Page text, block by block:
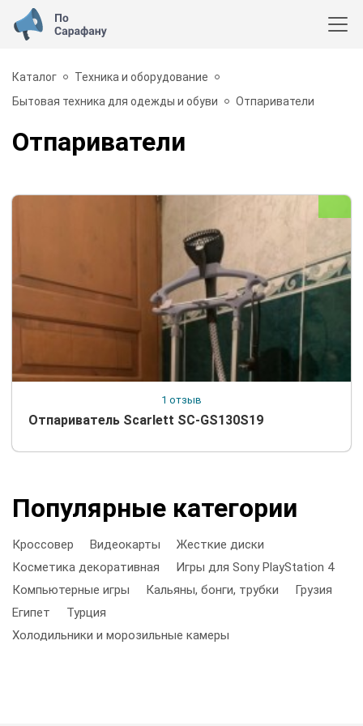
Каталог
Техника и оборудование
Бытовая техника для одежды и обуви
Отпариватели
Отпариватели
1 отзыв
Отпариватель Scarlett SC-GS130S19
Популярные категории
Кроссовер Видеокарты
Жесткие диски
Косметика декоративная
Игры для Sony PlayStation 4
Компьютерные игры
Кальяны, бонги, трубки
Грузия
Египет
Турция
Холодильники и морозильные камеры